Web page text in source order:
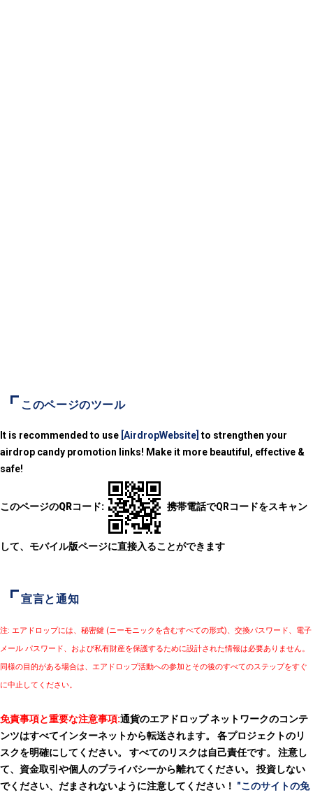
このページのツール
It is recommended to use [AirdropWebsite] to strengthen your
airdrop candy promotion links! Make it more beautiful, effective &
safe!
このページのQRコード: 携帯電話でQRコードをスキャン
して、モバイル版ページに直接入ることができます
宣言と通知
注: エアドロップには、秘密鍵 (ニーモニックを含むすべての形式)、交換パスワード、電子
メール パスワード、および私有財産を保護するために設計された情報は必要ありません。
同様の目的がある場合は、エアドロップ活動への参加とその後のすべてのステップをすぐ
に中止してください。
免責事項と重要な注意事項:通貨のエアドロップ ネットワークのコンテ
ンツはすべてインターネットから転送されます。 各プロジェクトのリ
スクを明確にしてください。 すべてのリスクは自己責任です。 注意し
て、資金取引や個人のプライバシーから離れてください。 投資しない
でください、だまされないように注意してください！ "このサイトの免